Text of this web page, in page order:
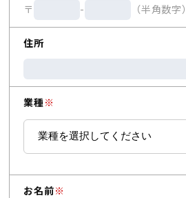
〒
- （半角数字）
住所
業種 ※
お名前※